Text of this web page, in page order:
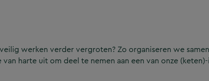
werken verder vergroten? Zo organiseren we
harte uit om deel te nemen aan een van onze